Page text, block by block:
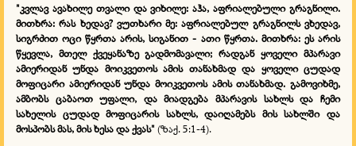
"კვლავ ავახილე თვალი და ვიხილე: აჰა, აფრიალებული გრაგნილი.
მითხრა: რას ხედავ? ვუთხარი მე: აფრიალებულ გრაგნილს ვხედავ,
სიგრძით ოცი წყრთა არის, სიგანით - ათი წყრთა. მითხრა: ეს არის
წყევლა, მთელ ქვეყანაზე გადმომავალი; რადგან ყოველი მპარავი
ამიერიდან უნდა მოიკვეთოს ამის თანახმად და ყოველი ცუდად
მოფიცარი ამიერიდან უნდა მოიკვეთოს ამის თანახმად. გამოვიხმე,
ამბობს ცაბაოთ უფალი, და მიადგება მპარავის სახლს და ჩემი
სახელის ცუდად მოფიცარის სახლს, დაიღამებს მის სახლში და
მოსპობს მას, მის ხესა და ქვას" (ზაქ. 5:1-4).